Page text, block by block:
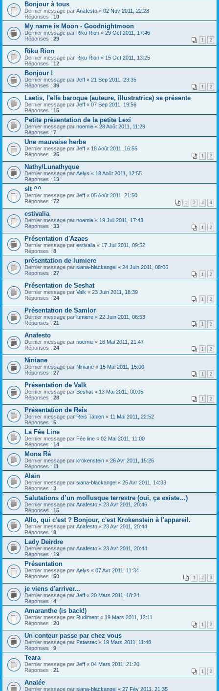
Bonjour à tous
Dernier message par Anafesto « 02 Nov 2011, 22:28
Réponses : 10
My name is Moon - Goodnightmoon
Dernier message par Riku Rion « 29 Oct 2011, 17:46
Réponses : 29 1 2
Riku Rion
Dernier message par Riku Rion « 15 Oct 2011, 13:25
Réponses : 12
Bonjour !
Dernier message par Jeff « 21 Sep 2011, 23:35
Réponses : 39 1 2
Laetis, l'elfe baroque (auteure, illustratrice) se présente
Dernier message par Jeff « 07 Sep 2011, 19:56
Réponses : 15
Petite présentation de la petite Lexi
Dernier message par noemie « 28 Août 2011, 11:29
Réponses : 7
Une mauvaise herbe
Dernier message par Jeff « 18 Août 2011, 16:55
Réponses : 25 1 2
Nathy/Lunathyque
Dernier message par Aelys « 18 Août 2011, 12:55
Réponses : 13
slt ^^
Dernier message par Jeff « 05 Août 2011, 21:50
Réponses : 72 1 2 3 4
estivalia
Dernier message par noemie « 19 Juil 2011, 17:43
Réponses : 33 1 2
Présentation d'Azaes
Dernier message par estivalia « 17 Juil 2011, 09:52
Réponses : 8
présentation de lumiere
Dernier message par siana-blackangel « 24 Juin 2011, 08:06
Réponses : 27 1 2
Présentation de Seshat
Dernier message par Valk « 23 Juin 2011, 18:39
Réponses : 24 1 2
Présentation de Samlor
Dernier message par lumiere « 22 Juin 2011, 06:53
Réponses : 21 1 2
Anafesto
Dernier message par noemie « 16 Mai 2011, 21:47
Réponses : 24 1 2
Niniane
Dernier message par Niniane « 15 Mai 2011, 15:00
Réponses : 27 1 2
Présentation de Valk
Dernier message par Seshat « 13 Mai 2011, 00:05
Réponses : 28 1 2
Présentation de Reis
Dernier message par Reis Tahlen « 11 Mai 2011, 22:52
Réponses : 5
La Fée Line
Dernier message par Fée line « 02 Mai 2011, 11:00
Réponses : 14
Mona Ré
Dernier message par krokenstein « 26 Avr 2011, 15:26
Réponses : 11
Alain
Dernier message par siana-blackangel « 25 Avr 2011, 14:33
Réponses : 3
Salutations d’un mollusque terrestre (oui, ça existe…)
Dernier message par Anafesto « 23 Avr 2011, 20:46
Réponses : 15
Allo, qui c'est ? Bonjour, c'est Krokenstein à l'appareil.
Dernier message par Anafesto « 23 Avr 2011, 20:44
Réponses : 8
Lady Deirdre
Dernier message par Anafesto « 23 Avr 2011, 20:44
Réponses : 19
Présentation
Dernier message par Aelys « 07 Avr 2011, 11:34
Réponses : 50 1 2 3
je viens d'arriver...
Dernier message par Jeff « 20 Mars 2011, 18:24
Réponses : 4
Amaranthe (is back!)
Dernier message par Rudiment « 19 Mars 2011, 12:11
Réponses : 20 1 2
Un conteur passe par chez vous
Dernier message par Patastec « 19 Mars 2011, 11:48
Réponses : 9
Teara
Dernier message par Jeff « 04 Mars 2011, 21:20
Réponses : 21 1 2
Analée
Dernier message par siana-blackangel « 27 Fév 2011, 21:35